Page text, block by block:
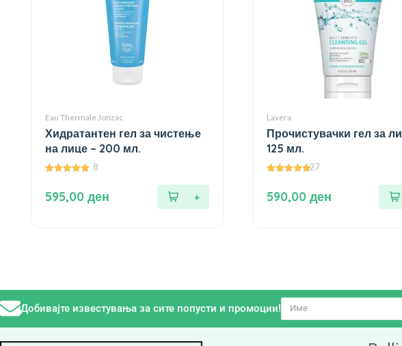
Eau Thermale Jonzac
Хидратантен гел за чистење
на лице – 200 мл.
8
595,00ден
Lavera
Прочистувачки гел за
125 мл.
27
590,00ден
Добивајте известувања за сите попусти и промоции!